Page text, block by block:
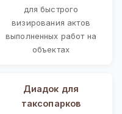
для быстрого
визирования актов
выполненных работ на
объектах
Диадок для
таксопарков